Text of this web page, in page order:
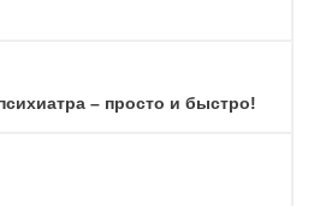
– просто и быстро!